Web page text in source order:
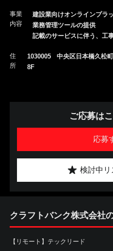
事業
内容
建設業向けオンラインプラ
業務管理ツールの提供
記載のサービスに伴う、工
住
所
1030005 中央区日本橋久松
8F
ご応募は
応募
検討中リ
クラフトバンク株式会社
【リモート】テックリード